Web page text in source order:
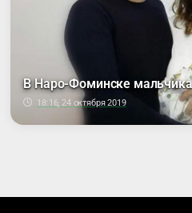
В Наро-Фоминске
18:16, 24 октября 2019